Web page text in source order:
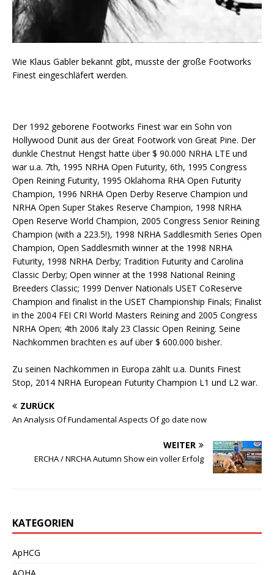
Wie Klaus Gabler bekannt gibt, musste der große Footworks
Finest eingeschläfert werden.
Der 1992 geborene Footworks Finest war ein Sohn von
Hollywood Dunit aus der Great Footwork von Great Pine. Der
dunkle Chestnut Hengst hatte über $ 90.000 NRHA LTE und
war u.a. 7th, 1995 NRHA Open Futurity, 6th, 1995 Congress
Open Reining Futurity, 1995 Oklahoma RHA Open Futurity
Champion, 1996 NRHA Open Derby Reserve Champion und
NRHA Open Super Stakes Reserve Champion, 1998 NRHA
Open Reserve World Champion, 2005 Congress Senior Reining
Champion (with a 223.5!), 1998 NRHA Saddlesmith Series Open
Champion, Open Saddlesmith winner at the 1998 NRHA
Futurity, 1998 NRHA Derby; Tradition Futurity and Carolina
Classic Derby; Open winner at the 1998 National Reining
Breeders Classic; 1999 Denver Nationals USET CoReserve
Champion and finalist in the USET Championship Finals; Finalist
in the 2004 FEI CRI World Masters Reining and 2005 Congress
NRHA Open; 4th 2006 Italy 23 Classic Open Reining. Seine
Nachkommen brachten es auf über $ 600.000 bisher.
Zu seinen Nachkommen in Europa zählt u.a. Dunits Finest
Stop, 2014 NRHA European Futurity Champion L1 und L2 war.
ZURÜCK
An Analysis Of Fundamental Aspects Of go date now
WEITER
ERCHA / NRCHA Autumn Show ein voller Erfolg
KATEGORIEN
ApHCG